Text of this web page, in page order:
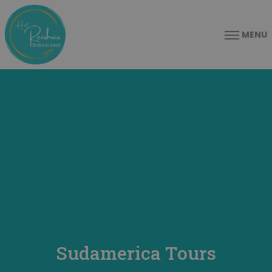
MENU
Sudamerica Tours